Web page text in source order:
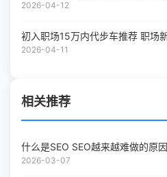
2026-04-12
初入职场15万内代步车推荐 职场
2026-04-11
相关推荐
什么是SEO SEO越来越难做的原因
2026-03-07